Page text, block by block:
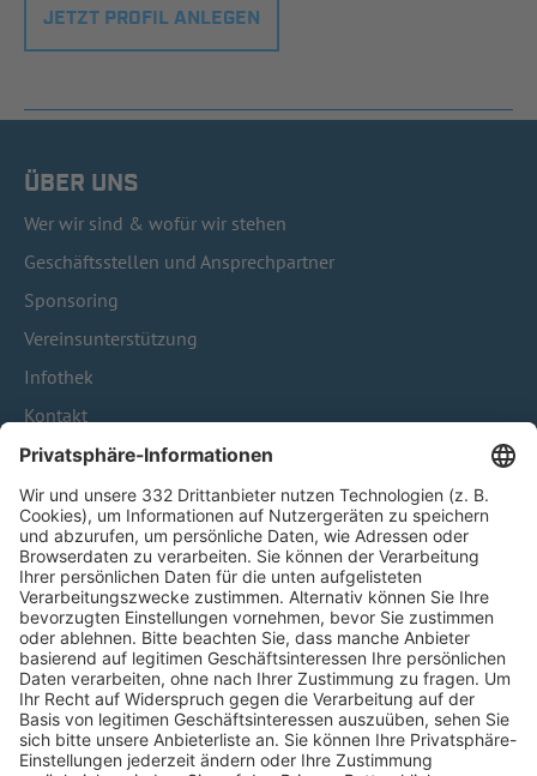
JETZT PROFIL ANLEGEN
ÜBER UNS
Wer wir sind & wofür wir stehen
Geschäftsstellen und Ansprechpartner
Sponsoring
Vereinsunterstützung
Infothek
Kontakt
HÄUFIG BESUCHTE SEITEN
Pässe und Vereinswechsel
Trainerausbildung
Schulungsangebot Vereinsmitarbeiter
BFV-Geschäftsstellen
Trainerbörse
Login SpielPlus